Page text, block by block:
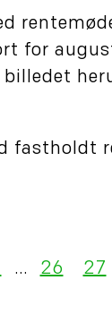
for
fastholdt
… 26 27